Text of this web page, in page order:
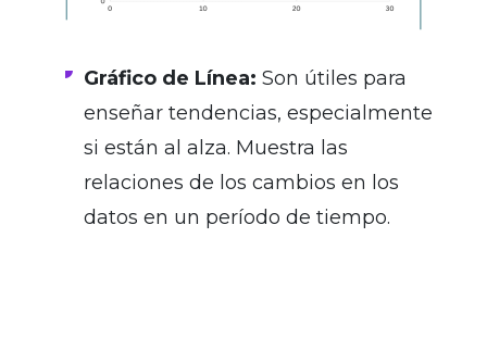
Gráfico de Línea: Son útiles para
enseñar tendencias, especialmente
si están al alza. Muestra las
relaciones de los cambios en los
datos en un período de tiempo.